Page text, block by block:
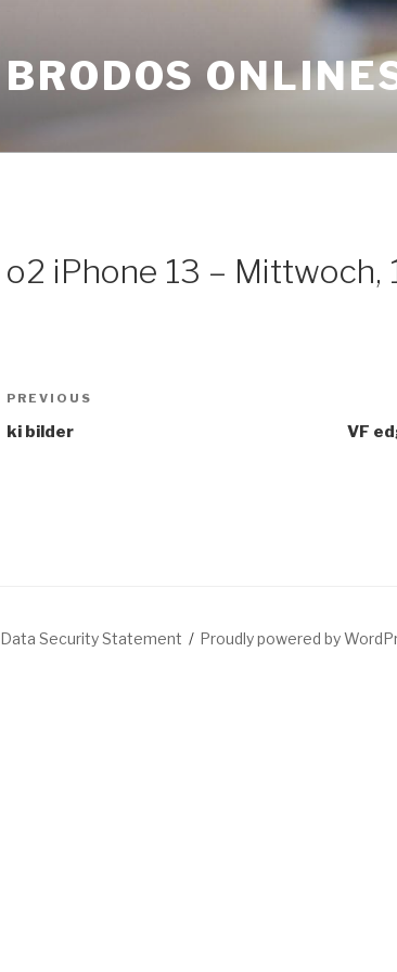
BRODOS
o2 iPhone 13 – Mittwoch,
Post
navigation
Previous
Post
PREVIOUS
ki bilder
VF
Data Security Statement Proudly powered by